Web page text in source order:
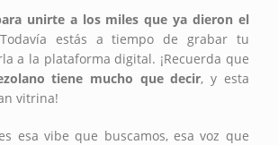
unirte a los miles que ya dieron el
Todavía estás a tiempo de grabar tu
a la plataforma digital. ¡Recuerda que
tiene mucho que decir, y esta
vitrina!
esa vibe que buscamos, esa voz que